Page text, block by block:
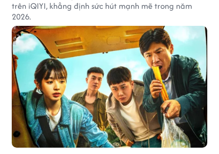
trên iQIYI, khẳng định sức hút mạnh mẽ trong năm
2026.